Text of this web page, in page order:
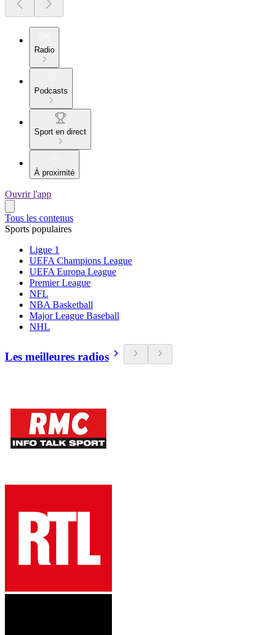
Radio
Podcasts
Sport en direct
À proximité
Ouvrir l'app
Tous les contenus
Sports populaires
Ligue 1
UEFA Champions League
UEFA Europa League
Premier League
NFL
NBA Basketball
Major League Baseball
NHL
Les meilleures radios